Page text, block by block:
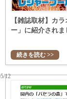
【雑誌取材】カ
ー」に紹介されま
続きを読む >>
12